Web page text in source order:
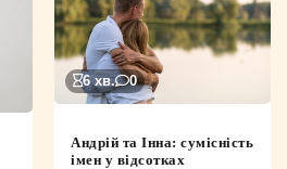
6 хв. 0
Андрій та Інна: сумісність
імен у відсотках